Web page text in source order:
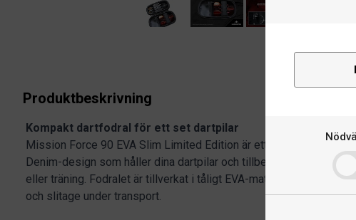
Produktbeskrivning
Kompakt dartfodral för ett set dartpilar
Mission Force 90 EVA Slim Limited Edition är ett stilrent och
Denim-design som håller dina dartpilar och tillbehör säkra när du
eller träning. Fodralet är tillverkat i tåligt EVA-material som
och slitage under transport.